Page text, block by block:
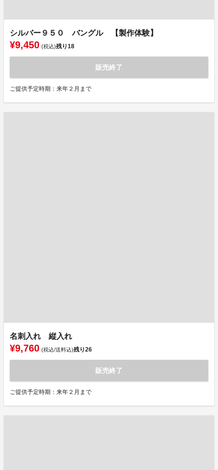
シルバー９５０ バングル 【製作体験】
¥9,450 (税込)残り18
販売終了
ご提供予定時期：来年２月まで
名刺入れ 縦入れ
¥9,760 (税込/送料込)残り26
販売終了
ご提供予定時期：来年２月まで